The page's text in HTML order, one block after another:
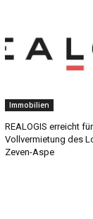
Immobilien
REALOGIS erreicht
Vollvermietung des
Zeven-Aspe